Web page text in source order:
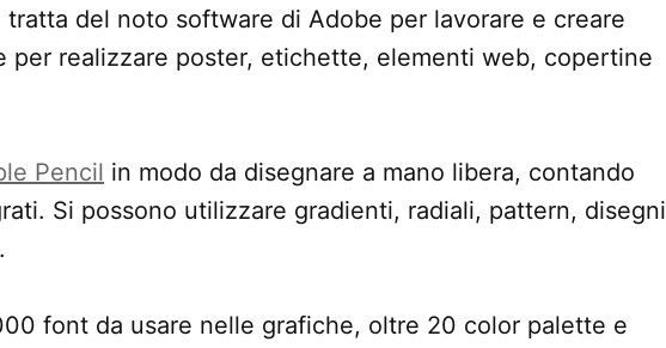
tratta del noto software di Adobe per lavorare e creare
per realizzare poster, etichette, elementi web, copertine
Pencil in modo da disegnare a mano libera, contando
Si possono utilizzare gradienti, radiali, pattern, disegni
font da usare nelle grafiche, oltre 20 color palette e